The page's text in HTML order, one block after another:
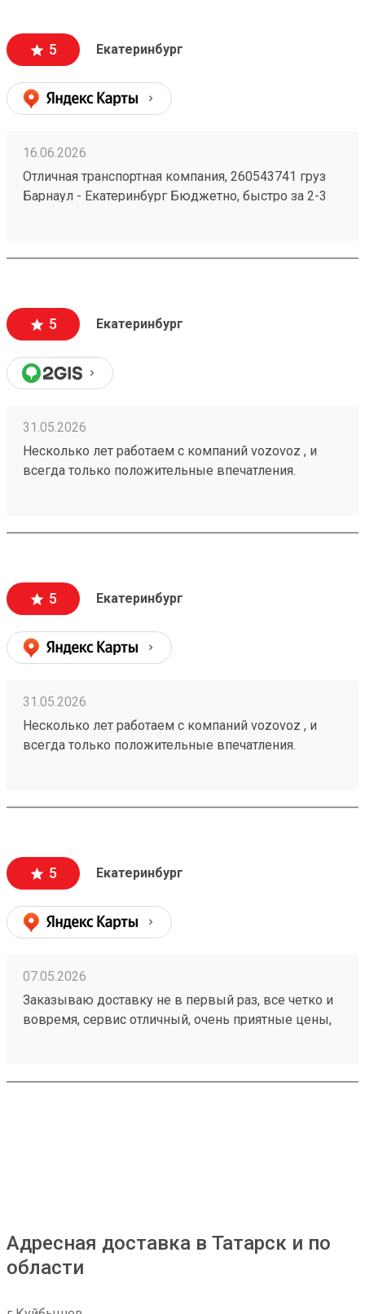
5 Екатеринбург
16.06.2026
Отличная транспортная компания, 260543741 груз
Барнаул - Екатеринбург Бюджетно, быстро за 2-3
плохого и неприятного момента не могу вспомнить.
5 Екатеринбург
31.05.2026
Несколько лет работаем с компаний vozovoz , и
всегда только положительные впечатления.
можно посмотреть всю интересующую
сохранности , и сотрудники аккуратны при загрузке
, выгрузке 🙌🏻 Заказ 260502771
5 Екатеринбург
31.05.2026
Несколько лет работаем с компаний vozovoz , и
всегда только положительные впечатления.
можно посмотреть всю интересующую
сохранности , и сотрудники аккуратны при загрузке
, выгрузке 🙌🏻 Заказ 260502771
5 Екатеринбург
07.05.2026
Заказываю доставку не в первый раз, все четко и
вовремя, сервис отличный, очень приятные цены,
Адресная доставка в Татарск и по
области